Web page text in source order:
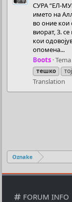
СУРА “ЕЛ-
името на
во оние кои
виорат, 3.
кои
опомена...
Boots Tema
тешко
тој
Translation
Oznake
FORUM INFO